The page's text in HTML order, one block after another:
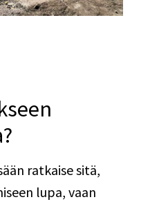
ratkaise sitä,
lupa, vaan